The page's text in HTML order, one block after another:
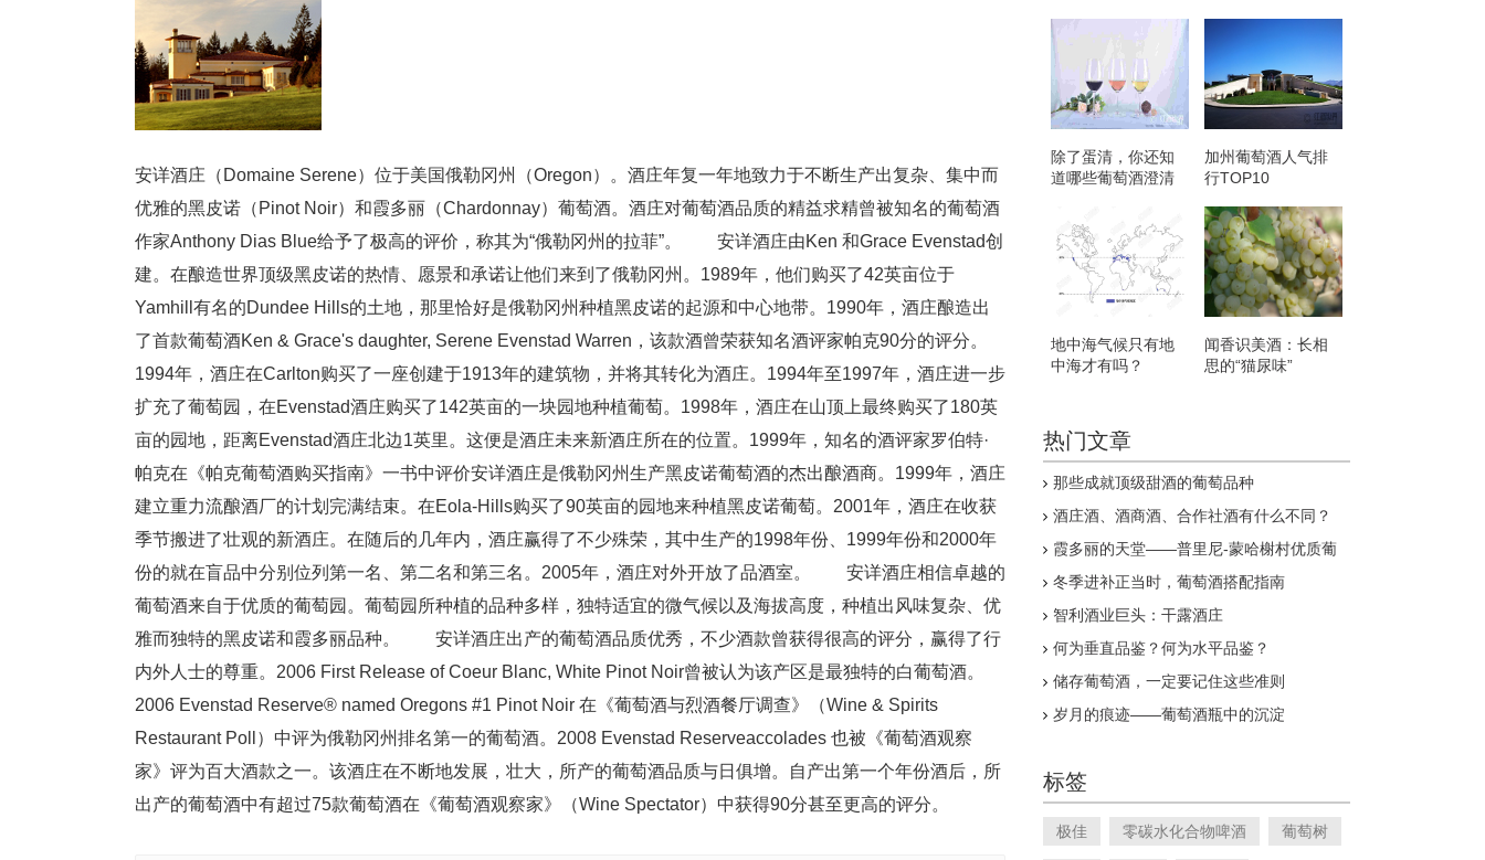
安详酒庄（Domaine Serene）位于美国俄勒冈州（Oregon）。酒庄年复一年地致力于不断生产出复杂、集中而
优雅的黑皮诺（Pinot Noir）和霞多丽（Chardonnay）葡萄酒。酒庄对葡萄酒品质的精益求精曾被知名的葡萄酒
作家Anthony Dias Blue给予了极高的评价，称其为“俄勒冈州的拉菲”。 安详酒庄由Ken 和Grace Evenstad创
建。在酿造世界顶级黑皮诺的热情、愿景和承诺让他们来到了俄勒冈州。1989年，他们购买了42英亩位于
Yamhill有名的Dundee Hills的土地，那里恰好是俄勒冈州种植黑皮诺的起源和中心地带。1990年，酒庄酿造出
了首款葡萄酒Ken & Grace's daughter, Serene Evenstad Warren，该款酒曾荣获知名酒评家帕克90分的评分。
1994年，酒庄在Carlton购买了一座创建于1913年的建筑物，并将其转化为酒庄。1994年至1997年，酒庄进一步
扩充了葡萄园，在Evenstad酒庄购买了142英亩的一块园地种植葡萄。1998年，酒庄在山顶上最终购买了180英
亩的园地，距离Evenstad酒庄北边1英里。这便是酒庄未来新酒庄所在的位置。1999年，知名的酒评家罗伯特·
帕克在《帕克葡萄酒购买指南》一书中评价安详酒庄是俄勒冈州生产黑皮诺葡萄酒的杰出酿酒商。1999年，酒庄
建立重力流酿酒厂的计划完满结束。在Eola-Hills购买了90英亩的园地来种植黑皮诺葡萄。2001年，酒庄在收获
季节搬进了壮观的新酒庄。在随后的几年内，酒庄赢得了不少殊荣，其中生产的1998年份、1999年份和2000年
份的就在盲品中分别位列第一名、第二名和第三名。2005年，酒庄对外开放了品酒室。 安详酒庄相信卓越的
葡萄酒来自于优质的葡萄园。葡萄园所种植的品种多样，独特适宜的微气候以及海拔高度，种植出风味复杂、优
雅而独特的黑皮诺和霞多丽品种。 安详酒庄出产的葡萄酒品质优秀，不少酒款曾获得很高的评分，赢得了行
内外人士的尊重。2006 First Release of Coeur Blanc, White Pinot Noir曾被认为该产区是最独特的白葡萄酒。
2006 Evenstad Reserve® named Oregons #­1 Pinot Noir 在《葡萄酒与烈酒餐厅调查》（Wine & Spirits
Restaurant Poll）中评为俄勒冈州排名第一的葡萄酒。2008 Evenstad Reserveaccolades 也被《葡萄酒观察
家》评为百大酒款之一。该酒庄在不断地发展，壮大，所产的葡萄酒品质与日俱增。自产出第一个年份酒后，所
出产的葡萄酒中有超过75款葡萄酒在《葡萄酒观察家》（Wine Spectator）中获得90分甚至更高的评分。
除了蛋清，你还知
道哪些葡萄酒澄清
加州葡萄酒人气排
行TOP10
地中海气候只有地
中海才有吗？
闻香识美酒：长相
思的“猫尿味”
热门文章
那些成就顶级甜酒的葡萄品种
酒庄酒、酒商酒、合作社酒有什么不同？
霞多丽的天堂——普里尼-蒙哈榭村优质葡
冬季进补正当时，葡萄酒搭配指南
智利酒业巨头：干露酒庄
何为垂直品鉴？何为水平品鉴？
储存葡萄酒，一定要记住这些准则
岁月的痕迹——葡萄酒瓶中的沉淀
标签
极佳 零碳水化合物啤酒 葡萄树